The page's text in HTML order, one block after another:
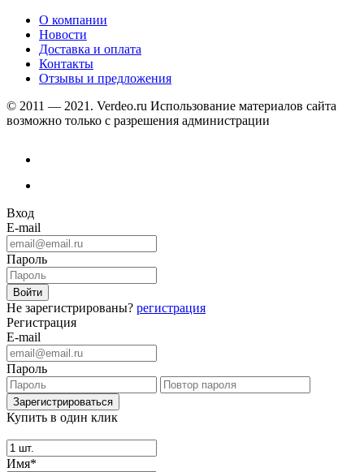
О компании
Новости
Доставка и оплата
Контакты
Отзывы и предложения
© 2011 — 2021. Verdeo.ru Использование материалов сайта
возможно только с разрешения администрации
Вход
E-mail
Пароль
Не зарегистрированы? регистрация
Регистрация
E-mail
Пароль
Купить в один клик
Имя*